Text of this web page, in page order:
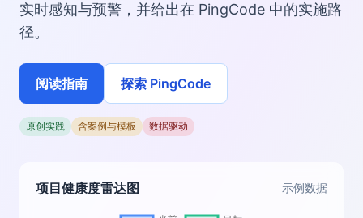
实时感知与预警，并给出在 PingCode 中的实施路
径。
阅读指南 探索 PingCode
原创实践 含案例与模板 数据驱动
项目健康度雷达图 示例数据